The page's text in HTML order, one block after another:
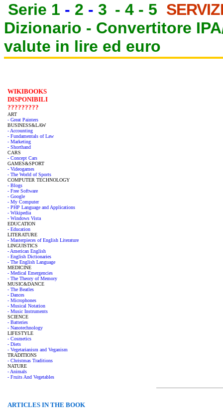
Serie 1 - 2 - 3 - 4 - 5
Dizionario - Convertitore
valute in lire ed euro
WIKIBOOKS
DISPONIBILI
?????????
ART
- Great Painters
BUSINESS&LAW
- Accounting
- Fundamentals of Law
- Marketing
- Shorthand
CARS
- Concept Cars
GAMES&SPORT
- Videogames
- The World of Sports
COMPUTER TECHNOLOGY
- Blogs
- Free Software
- Google
- My Computer
- PHP Language and Applications
- Wikipedia
- Windows Vista
EDUCATION
- Education
LITERATURE
- Masterpieces of English Literature
LINGUISTICS
- American English
- English Dictionaries
- The English Language
MEDICINE
- Medical Emergencies
- The Theory of Memory
MUSIC&DANCE
- The Beatles
- Dances
- Microphones
- Musical Notation
- Music Instruments
SCIENCE
- Batteries
- Nanotechnology
LIFESTYLE
- Cosmetics
- Diets
- Vegetarianism and Veganism
TRADITIONS
- Christmas Traditions
NATURE
- Animals
- Fruits And Vegetables
ARTICLES IN THE BOOK